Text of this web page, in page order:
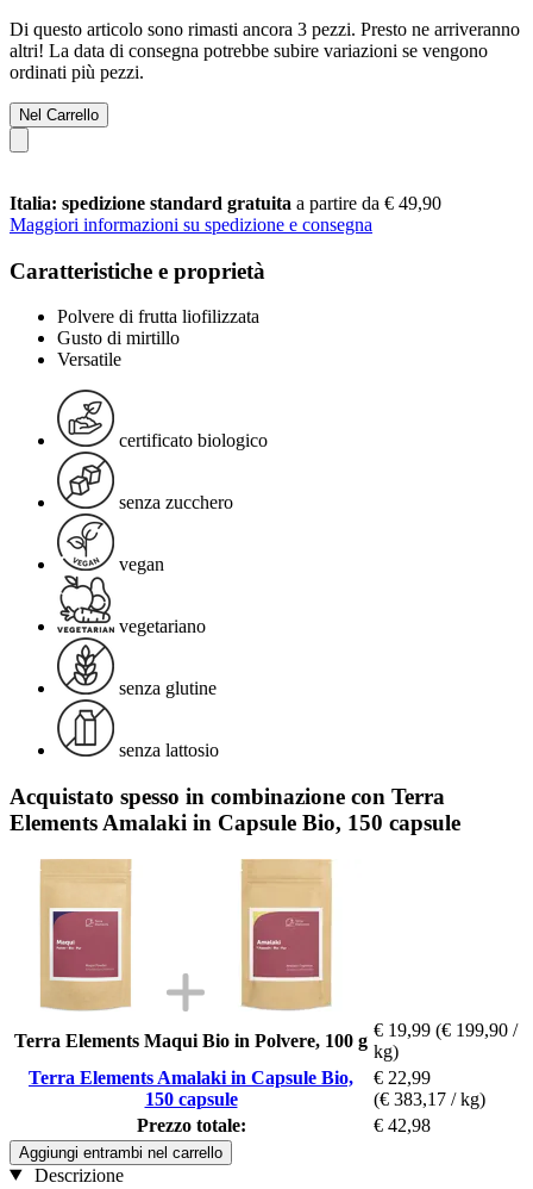
Di questo articolo sono rimasti ancora 3 pezzi. Presto ne arriveranno
altri! La data di consegna potrebbe subire variazioni se vengono
ordinati più pezzi.
Nel Carrello
Italia: spedizione standard gratuita a partire da € 49,90
Maggiori informazioni su spedizione e consegna
Caratteristiche e proprietà
Polvere di frutta liofilizzata
Gusto di mirtillo
Versatile
certificato biologico
senza zucchero
vegan
vegetariano
senza glutine
senza lattosio
Acquistato spesso in combinazione con Terra
Elements Amalaki in Capsule Bio, 150 capsule
Terra Elements Maqui Bio in Polvere, 100 g
€ 19,99 (€ 199,90 /
kg)
Terra Elements Amalaki in Capsule Bio,
150 capsule
€ 22,99
(€ 383,17 / kg)
Prezzo totale:
€ 42,98
Aggiungi entrambi nel carrello
Descrizione